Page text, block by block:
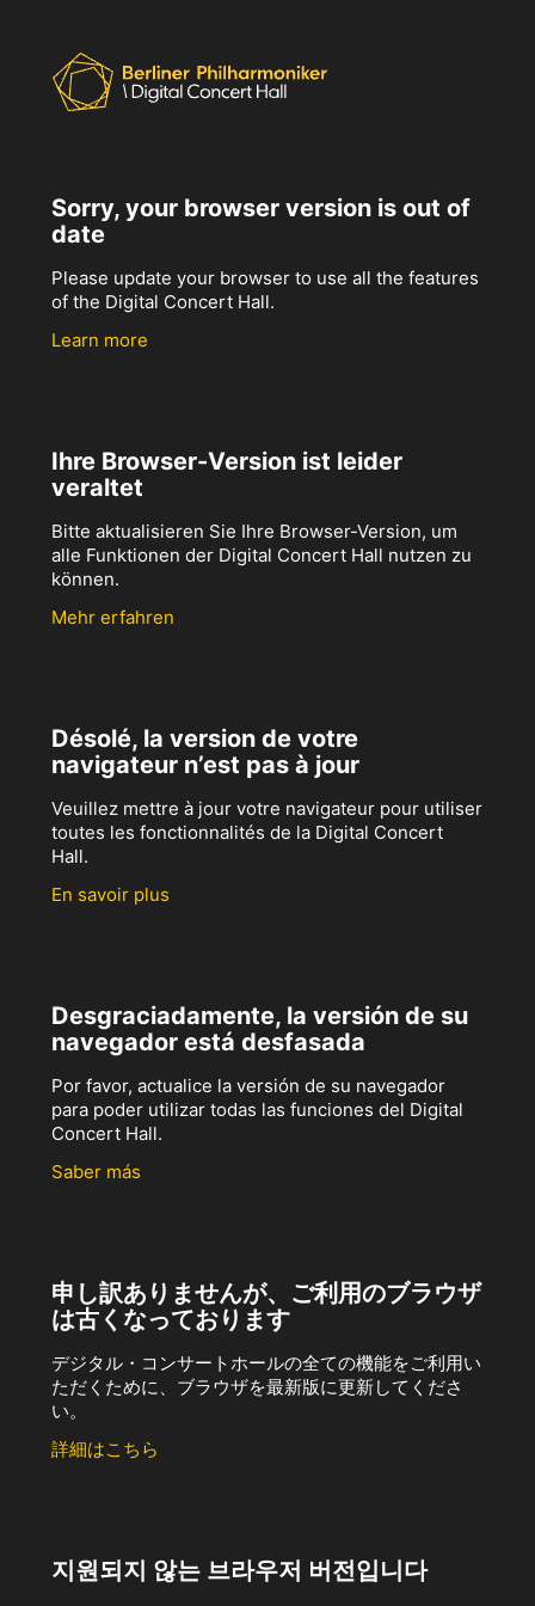
Sorry, your browser version is out of
date
Please update your browser to use all the features
of the Digital Concert Hall.
Learn more
Ihre Browser-Version ist leider
veraltet
Bitte aktualisieren Sie Ihre Browser-Version, um
alle Funktionen der Digital Concert Hall nutzen zu
können.
Mehr erfahren
Désolé, la version de votre
navigateur n’est pas à jour
Veuillez mettre à jour votre navigateur pour utiliser
toutes les fonctionnalités de la Digital Concert
Hall.
En savoir plus
Desgraciadamente, la versión de su
navegador está desfasada
Por favor, actualice la versión de su navegador
para poder utilizar todas las funciones del Digital
Concert Hall.
Saber más
申し訳ありませんが、ご利用のブラウザ
は古くなっております
デジタル・コンサートホールの全ての機能をご利用い
ただくために、ブラウザを最新版に更新してくださ
い。
詳細はこちら
지원되지 않는 브라우저 버전입니다